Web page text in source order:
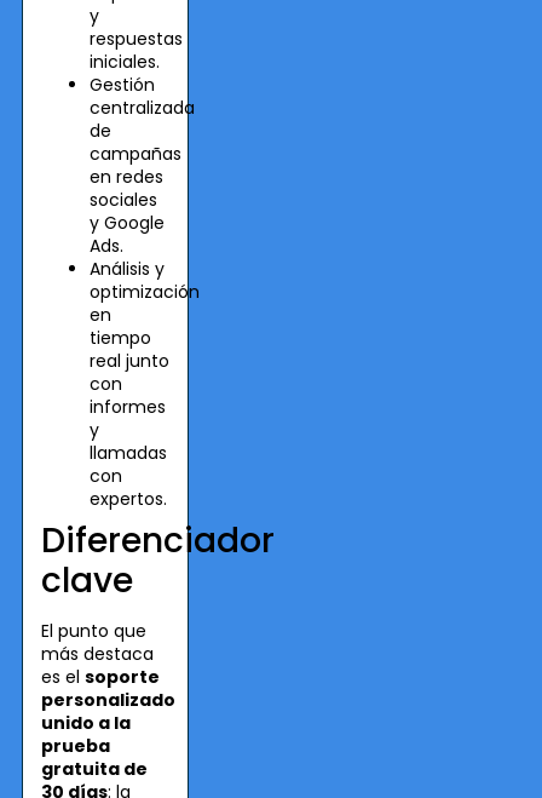
y
respuestas
iniciales.
Gestión
centralizada
de
campañas
en redes
sociales
y Google
Ads.
Análisis y
optimización
en
tiempo
real junto
con
informes
y
llamadas
con
expertos.
Diferenciador
clave
El punto que
más destaca
es el soporte
personalizado
unido a la
prueba
gratuita de
30 días: la